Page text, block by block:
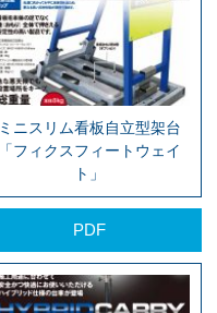
ミニスリム看板自立型架台
「フィクスフィートウェイ
ト」
PDF